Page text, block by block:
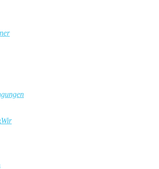
Wir